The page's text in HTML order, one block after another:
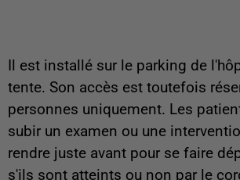
Il est installé sur le parking de
tente. Son accès est toutefois
personnes uniquement. Les
subir un examen ou une
rendre juste avant pour se faire
s'ils sont atteints ou non par le